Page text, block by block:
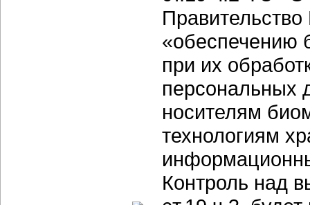
«обеспечению
при их
персональных
носителям
технологиям
Контроль над